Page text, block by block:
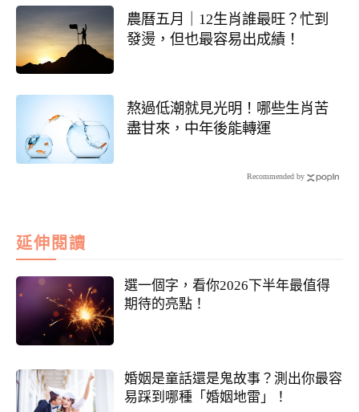
農曆五月｜12生肖誰最旺？忙到
發燙，但也最容易出成績！
熬過低潮就見光明！哪些生肖苦
盡甘來，中年後能轉運
Recommended by
延伸閱讀
選一個字，看你2026下半年最值得
期待的亮點！
婚姻是童話還是鬼故事？測出你最容
易踩到哪種「婚姻地雷」！